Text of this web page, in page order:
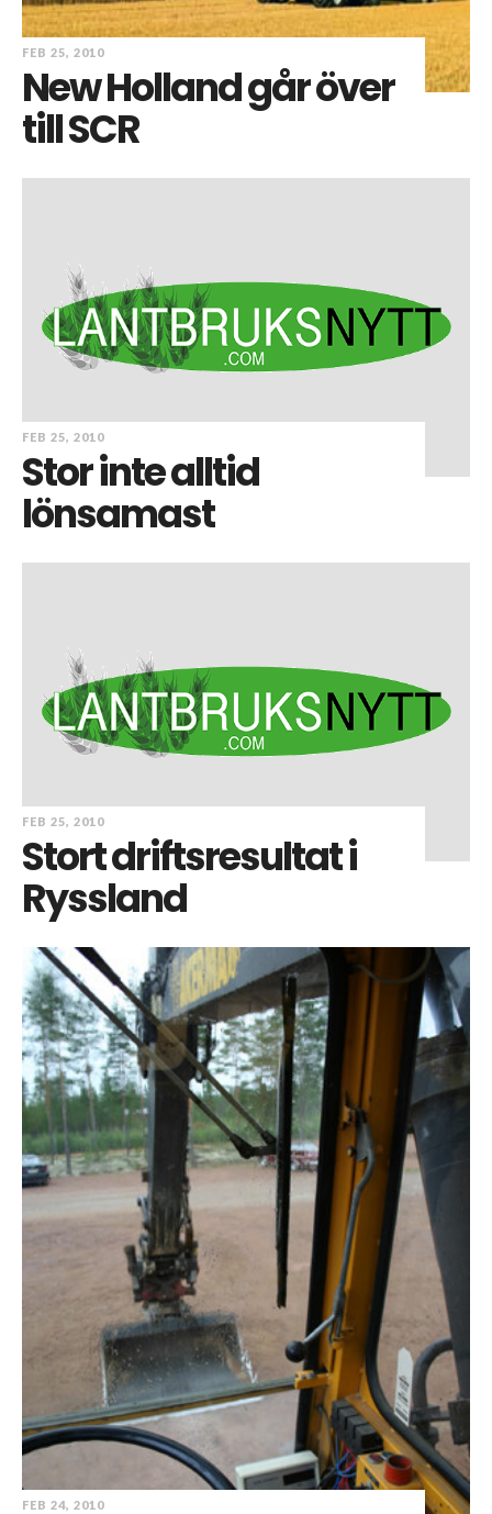
FEB 25, 2010
New Holland går över
till SCR
FEB 25, 2010
Stor inte alltid
lönsamast
FEB 25, 2010
Stort driftsresultat i
Ryssland
FEB 24, 2010